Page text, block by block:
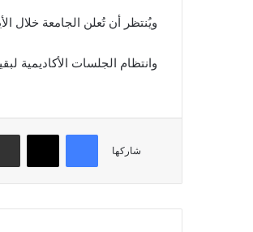
ويُنتظر أن تُعلن الجامعة خلال
وانتظام الجلسات الأكاديمية
شاركها
فيسبوك تويتر